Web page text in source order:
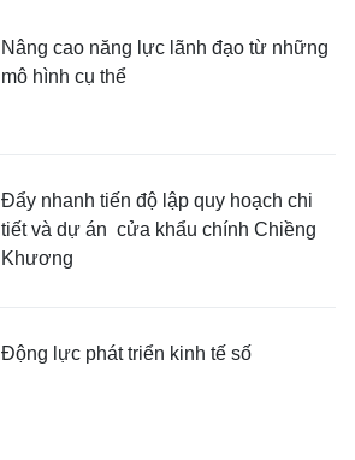
Nâng cao năng lực lãnh đạo từ những
mô hình cụ thể
Đẩy nhanh tiến độ lập quy hoạch chi
tiết và dự án cửa khẩu chính Chiềng
Khương
Động lực phát triển kinh tế số